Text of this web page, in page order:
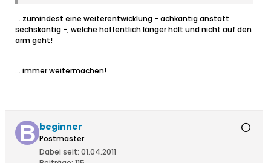
... zumindest eine weiterentwicklung - achkantig anstatt
sechskantig -, welche hoffentlich länger hält und nicht auf den
arm geht!
... immer weitermachen!
beginner
Postmaster
Dabei seit: 01.04.2011